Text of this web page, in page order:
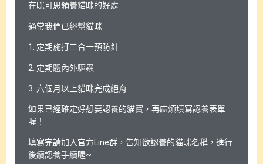
在咪可思領養貓咪的好處
通常我們已經幫貓咪…
1. 定期施打三合一預防針
2. 定期體內外驅蟲
3. 六個月以上貓咪完成絕育
如果已經確定好想要認養的貓寶，再麻煩填寫認養表單
喔！
填寫完請加入官方Line群，告知欲認養的貓咪名稱，進行
後續認養手續喔~